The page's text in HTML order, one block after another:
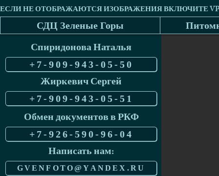
СДЦ Зеленые Горы
Спиридонова Наталья
+7-909-943-05-50
Жиркевич Сергей
+7-909-943-05-51
Обмен документов в РКФ
+7-926-590-96-04
Написать нам:
GVENFOTO@YANDEX.RU